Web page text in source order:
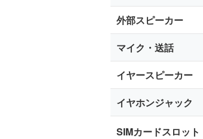
外部スピーカー
マイク・送話
イヤースピーカー
イヤホンジャック
SIMカードスロット